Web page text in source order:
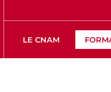
LE CNAM